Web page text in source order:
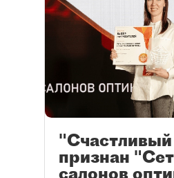
"Счастливый
признан
салонов